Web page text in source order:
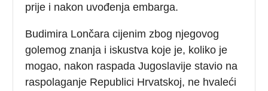
prije i nakon uvođenja embarga.
Budimira Lončara cijenim zbog njegovog
golemog znanja i iskustva koje je, koliko je
mogao, nakon raspada Jugoslavije stavio na
raspolaganje Republici Hrvatskoj, ne hvaleći